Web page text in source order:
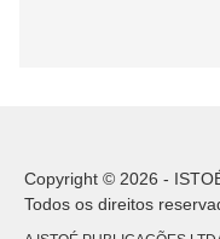
Copyright © 2026 -
Todos os direitos